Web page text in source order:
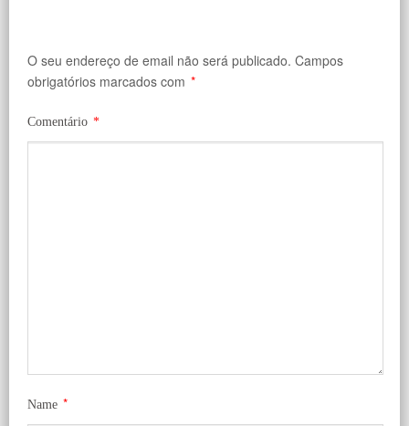
O seu endereço de email não será publicado. Campos
obrigatórios marcados com *
Comentário *
Name *